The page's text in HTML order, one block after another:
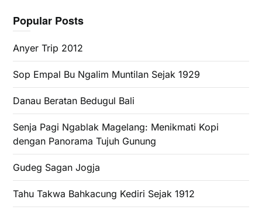
Popular Posts
Anyer Trip 2012
Sop Empal Bu Ngalim Muntilan Sejak 1929
Danau Beratan Bedugul Bali
Senja Pagi Ngablak Magelang: Menikmati Kopi
dengan Panorama Tujuh Gunung
Gudeg Sagan Jogja
Tahu Takwa Bahkacung Kediri Sejak 1912